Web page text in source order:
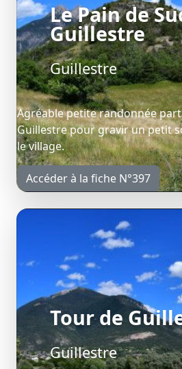
Le Pain de
Guillestre
Guillestre
Agréable petite randonnée
Guillestre pour gravir un petit
le village.
Accéder à la fiche N°397
Tour de
Guillestre